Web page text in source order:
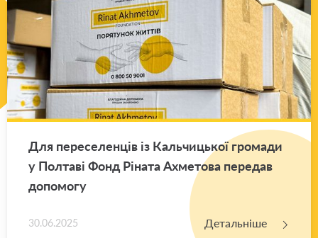
Для пе­ре­се­лен­ців із Каль­чи­цької гро­ма­ди
у Пол­та­ві Фонд Рі­на­та Ахме­то­ва пе­ре­дав
до­по­мо­гу
30.06.2025 Детальніше